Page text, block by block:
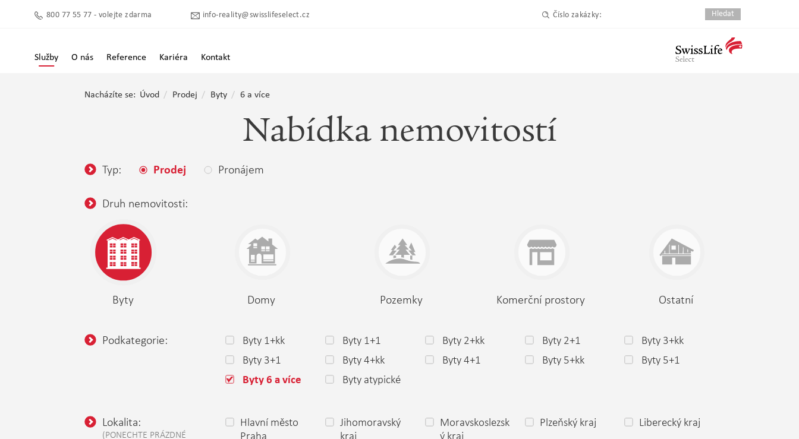
800 77 55 77 - volejte zdarma info-reality@swisslifeselect.cz Číslo zakázky:
Služby O nás Reference Kariéra Kontakt
Nacházíte se: Úvod Prodej Byty 6 a více
Nabídka nemovitostí
Typ: Prodej Pronájem
Druh nemovitosti:
Byty Domy Pozemky Komerční prostory Ostatní
Podkategorie: Byty 1+kk Byty 1+1 Byty 2+kk Byty 2+1
Byty 3+kk
Byty 3+1
Byty 4+kk Byty 4+1 Byty 5+kk Byty 5+1
Byty 6 a více Byty atypické
Lokalita:
(PONECHTE PRÁZDNÉ
Hlavní město
Praha
Jihomoravský
kraj
Moravskoslezsk
ý kraj
Plzeňský kraj Liberecký kraj